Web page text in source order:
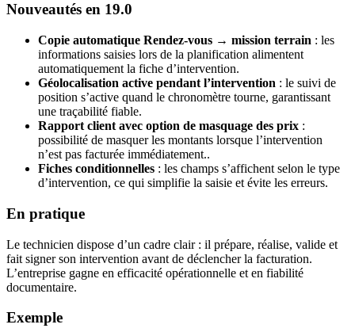
Nouveautés en 19.0
Copie automatique Rendez-vous → mission terrain : les
informations saisies lors de la planification alimentent
automatiquement la fiche d’intervention.
Géolocalisation active pendant l’intervention : le suivi de
position s’active quand le chronomètre tourne, garantissant
une traçabilité fiable.
Rapport client avec option de masquage des prix :
possibilité de masquer les montants lorsque l’intervention
n’est pas facturée immédiatement..
Fiches conditionnelles : les champs s’affichent selon le type
d’intervention, ce qui simplifie la saisie et évite les erreurs.
En pratique
Le technicien dispose d’un cadre clair : il prépare, réalise, valide et
fait signer son intervention avant de déclencher la facturation.
L’entreprise gagne en efficacité opérationnelle et en fiabilité
documentaire.
Exemple